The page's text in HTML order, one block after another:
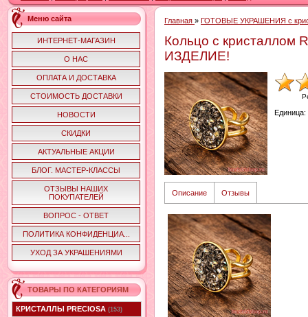
Меню сайта
ИНТЕРНЕТ-МАГАЗИН
О НАС
ОПЛАТА И ДОСТАВКА
СТОИМОСТЬ ДОСТАВКИ
НОВОСТИ
СКИДКИ
АКТУАЛЬНЫЕ АКЦИИ
БЛОГ. МАСТЕР-КЛАССЫ
ОТЗЫВЫ НАШИХ
ПОКУПАТЕЛЕЙ
ВОПРОС - ОТВЕТ
ПОЛИТИКА КОНФИДЕНЦИА...
УХОД ЗА УКРАШЕНИЯМИ
ТОВАРЫ ПО КАТЕГОРИЯМ
КРИСТАЛЛЫ PRECIOSA (153)
Главная » ГОТОВЫЕ УКРАШЕНИЯ с
Кольцо с кристаллом
ИЗДЕЛИЕ!
Единица:
Описание Отзывы